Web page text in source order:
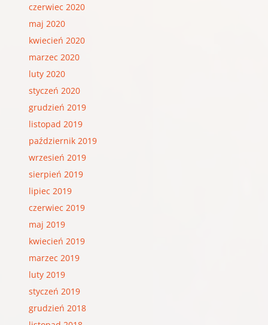
czerwiec 2020
maj 2020
kwiecień 2020
marzec 2020
luty 2020
styczeń 2020
grudzień 2019
listopad 2019
październik 2019
wrzesień 2019
sierpień 2019
lipiec 2019
czerwiec 2019
maj 2019
kwiecień 2019
marzec 2019
luty 2019
styczeń 2019
grudzień 2018